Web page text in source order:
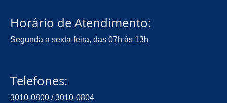
Horário de Atendimento:
Segunda a sexta-feira, das 07h às 13h
Telefones:
3010-0800 / 3010-0804